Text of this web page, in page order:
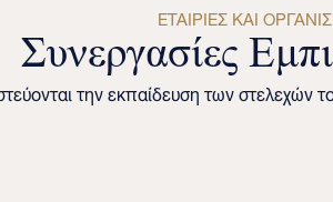
ΕΤΑΙΡΙΕΣ ΚΑΙ
Συνεργασίες
την εκπαίδευση των